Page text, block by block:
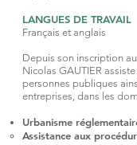
LANGUES DE TRAVAIL
Français et anglais
Depuis son inscription
Nicolas GAUTIER
personnes publiques
entreprises, dans les
Urbanisme
Assistance aux